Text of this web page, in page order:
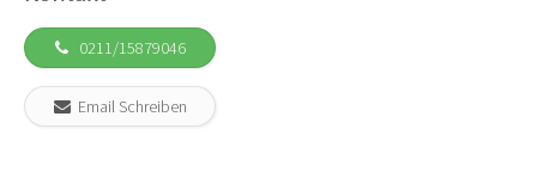
0211/15879046
Email Schreiben